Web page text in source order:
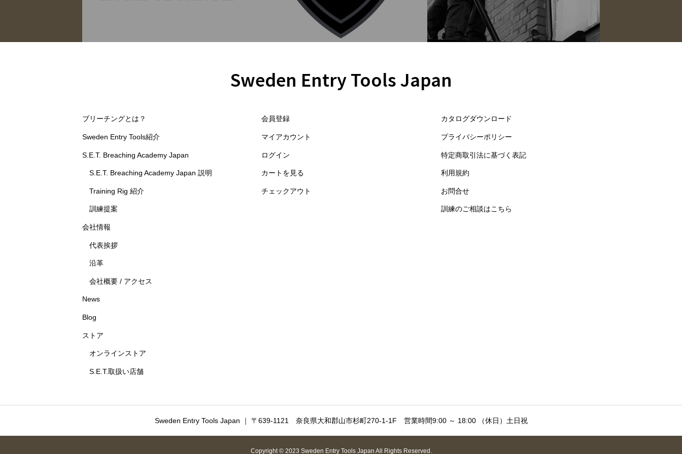
Sweden Entry Tools Japan
ブリーチングとは？
Sweden Entry Tools紹介
S.E.T. Breaching Academy Japan
S.E.T. Breaching Academy Japan 説明
Training Rig 紹介
訓練提案
会社情報
代表挨拶
沿革
会社概要 / アクセス
News
Blog
ストア
オンラインストア
S.E.T.取扱い店舗
会員登録
マイアカウント
ログイン
カートを見る
チェックアウト
カタログダウンロード
プライバシーポリシー
特定商取引法に基づく表記
利用規約
お問合せ
訓練のご相談はこちら
Sweden Entry Tools Japan ｜ 〒639-1121 奈良県大和郡山市杉町270-1-1F 営業時間9:00 ～ 18:00 （休日）土日祝
Copyright © 2023 Sweden Entry Tools Japan All Rights Reserved.